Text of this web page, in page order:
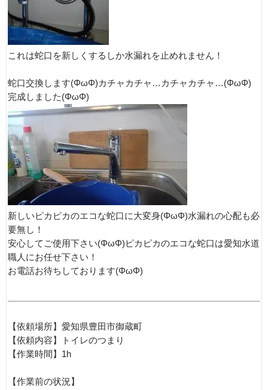
これは蛇口を新しくするしか水漏れを止めれません！
蛇口交換します(ΦωΦ)カチャカチャ…カチャカチャ…(ΦωΦ)
完成しました(ΦωΦ)
新しいピカピカのエコな蛇口に大変身(ΦωΦ)水漏れの心配も必
要無し！
安心してご使用下さい(ΦωΦ)ピカピカのエコな蛇口は愛知水道
職人にお任せ下さい！
お電話お待ちしております(ΦωΦ)
【依頼場所】愛知県豊田市御蔵町
【依頼内容】トイレのつまり
【作業時間】1h
【作業前の状況】